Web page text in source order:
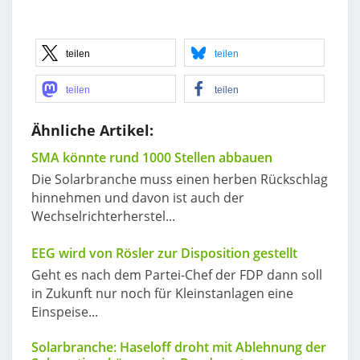
teilen teilen
teilen teilen
Ähnliche Artikel:
SMA könnte rund 1000 Stellen abbauen
Die Solarbranche muss einen herben Rückschlag
hinnehmen und davon ist auch der
Wechselrichterherstel...
EEG wird von Rösler zur Disposition gestellt
Geht es nach dem Partei-Chef der FDP dann soll
in Zukunft nur noch für Kleinstanlagen eine
Einspeise...
Solarbranche: Haseloff droht mit Ablehnung der